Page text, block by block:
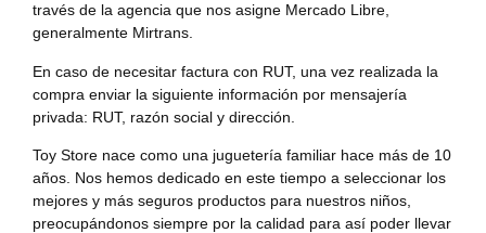
través de la agencia que nos asigne Mercado Libre,
generalmente Mirtrans.
En caso de necesitar factura con RUT, una vez realizada la
compra enviar la siguiente información por mensajería
privada: RUT, razón social y dirección.
Toy Store nace como una juguetería familiar hace más de 10
años. Nos hemos dedicado en este tiempo a seleccionar los
mejores y más seguros productos para nuestros niños,
preocupándonos siempre por la calidad para así poder llevar